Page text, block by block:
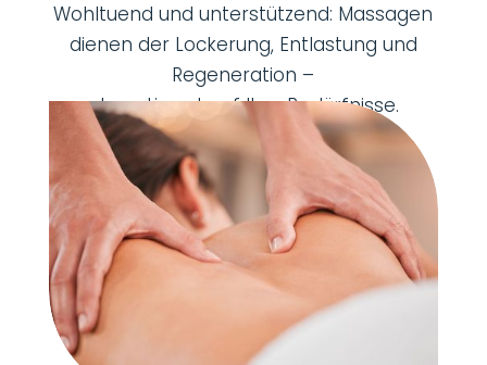
Wohltuend und unterstützend: Massagen
dienen der Lockerung, Entlastung und
Regeneration –
abgestimmt auf Ihre Bedürfnisse.